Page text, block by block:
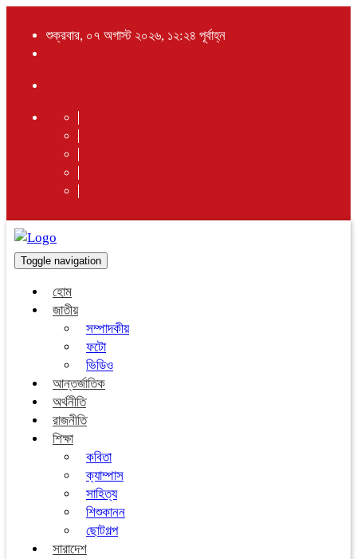
শুক্রবার, ০৭ অগাস্ট ২০২৬, ১২:২৪ পূর্বাহ্ন
Toggle navigation
হোম
জাতীয়
সম্পাদকীয়
ফটো
ভিডিও
আন্তর্জাতিক
অর্থনীতি
রাজনীতি
শিক্ষা
কবিতা
ক্যাম্পাস
সাহিত্য
শিশুকানন
ছোটগল্প
সারাদেশ